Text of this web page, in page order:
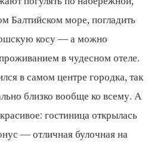
Балтийском море, погладить
косу — а можно
в чудесном отеле.
в самом центре городка, так
близко вообще ко всему. А
гостиница открылась
— отличная булочная на